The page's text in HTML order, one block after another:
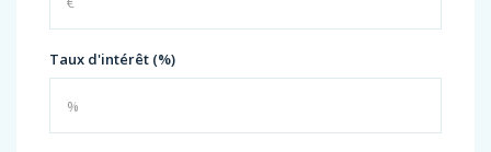
Taux d'intérêt (%)